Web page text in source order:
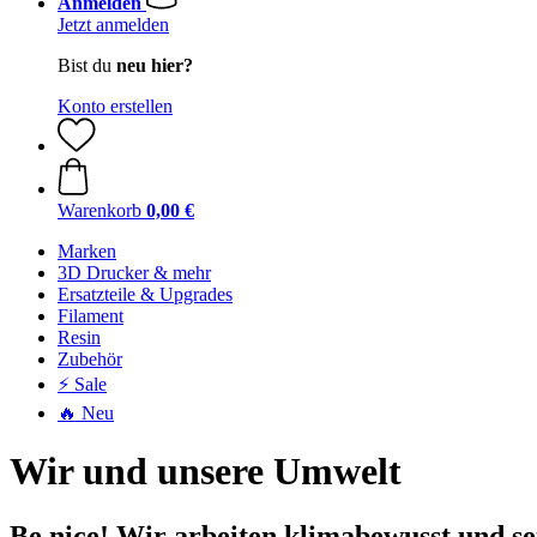
Jetzt anmelden
Bist du neu hier?
Konto erstellen
Warenkorb 0,00 €
Marken
3D Drucker & mehr
Ersatzteile & Upgrades
Filament
Resin
Zubehör
⚡ Sale
🔥 Neu
Wir und unsere Umwelt